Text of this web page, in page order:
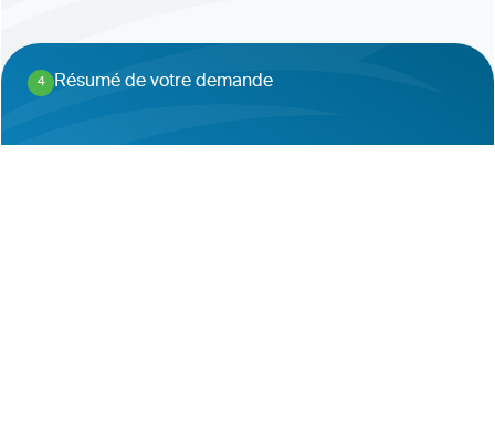
4
. Résumé de votre demande